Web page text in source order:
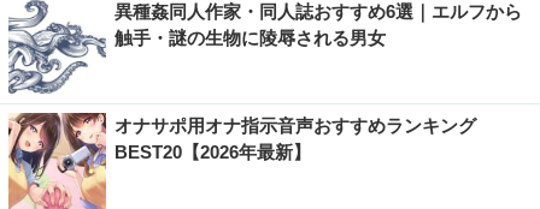
異種姦同人作家・同人誌おすすめ6選｜エルフから
触手・謎の生物に陵辱される男女
オナサポ用オナ指示音声おすすめランキング
BEST20【2026年最新】